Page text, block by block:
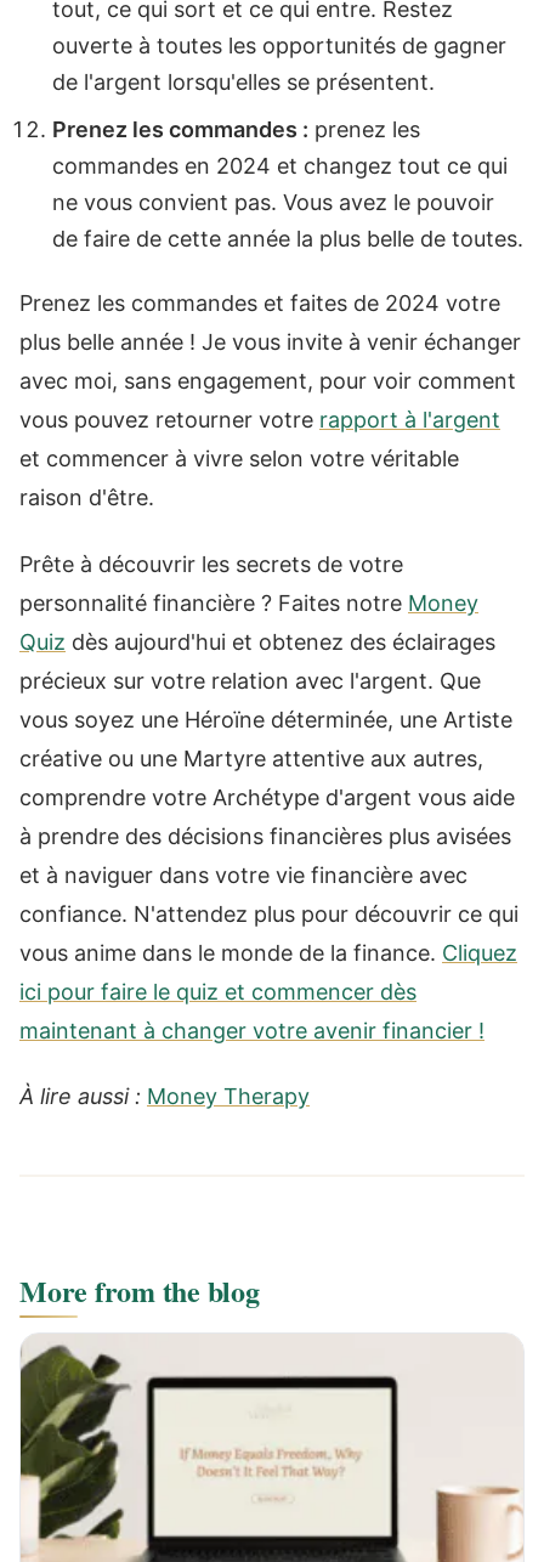
tout, ce qui sort et ce qui entre. Restez
ouverte à toutes les opportunités de gagner
de l'argent lorsqu'elles se présentent.
Prenez les commandes : prenez les
commandes en 2024 et changez tout ce qui
ne vous convient pas. Vous avez le pouvoir
de faire de cette année la plus belle de toutes.
Prenez les commandes et faites de 2024 votre
plus belle année ! Je vous invite à venir échanger
avec moi, sans engagement, pour voir comment
vous pouvez retourner votre rapport à l'argent
et commencer à vivre selon votre véritable
raison d'être.
Prête à découvrir les secrets de votre
personnalité financière ? Faites notre Money
Quiz dès aujourd'hui et obtenez des éclairages
précieux sur votre relation avec l'argent. Que
vous soyez une Héroïne déterminée, une Artiste
créative ou une Martyre attentive aux autres,
comprendre votre Archétype d'argent vous aide
à prendre des décisions financières plus avisées
et à naviguer dans votre vie financière avec
confiance. N'attendez plus pour découvrir ce qui
vous anime dans le monde de la finance. Cliquez
ici pour faire le quiz et commencer dès
maintenant à changer votre avenir financier !
À lire aussi : Money Therapy
More from the blog